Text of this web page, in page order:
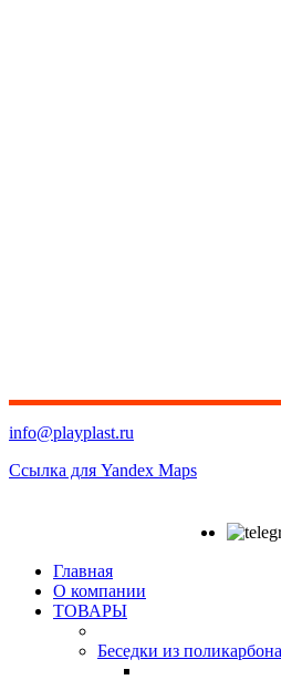
info@playplast.ru
Ссылка для Yandex Maps
Главная
О компании
ТОВАРЫ
Беседки из